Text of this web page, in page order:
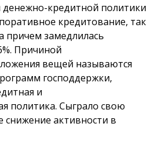
денежно-кредитной политики
кредитование, так
причем замедлилась
Причиной
вещей называются
господдержки,
и
политика. Сыграло свою
активности в